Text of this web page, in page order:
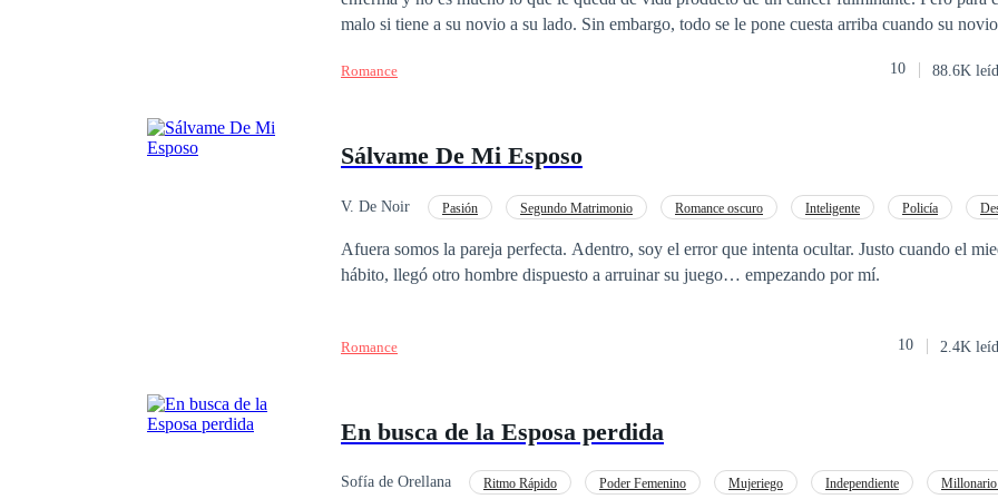
malo si tiene a su novio a su lado. Sin embargo, todo se le pone cuesta arriba cuando su novio
quien recurrir, se topa con el anuncio en un diario electrónico que le llama la atención y
porque las relaciones no son lo suyo. Arisco, frío, calculador y hasta cruel, se encontrará con
a su heredero… hasta que una verdad sale a la luz y ahora querrá poseerla por razones muy
Romance 10 88.6K
Sálvame De Mi Esposo
V. De Noir Pasión Segundo Matrimonio Romance oscuro Inteligente Policía
Afuera somos la pareja perfecta. Adentro, soy el error que intenta ocultar. Justo cuando el
hábito, llegó otro hombre dispuesto a arruinar su juego… empezando por mí.
Romance 10 2.4K
En busca de la Esposa perdida
Sofía de Orellana Ritmo Rápido Poder Femenino Mujeriego Independiente
Millonario